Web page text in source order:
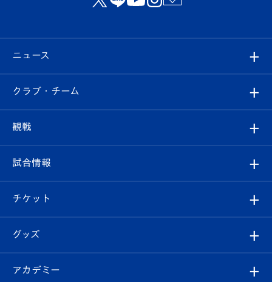
ニュース
すべて
クラブ
試合情報
チケット
イベント
クラブ・チーム
クラブ概要
エンブレム紹介
スタッフプロフィール
観戦
観戦ルール
はじめての観戦ガイド
Revive Team
試合情報
試合日程/結果
フォトギャラリー
チケット
チケット
グッズ
オンラインショップ
アカデミー